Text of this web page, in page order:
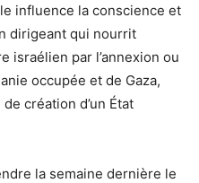
influence la conscience et
dirigeant qui nourrit
israélien par l’annexion ou
occupée et de Gaza,
création d’un État
la semaine dernière le